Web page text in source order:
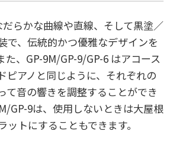
らかな曲線や直線、そして黒塗／
で、伝統的かつ優雅なデザインを
た、GP-9M/GP-9/GP-6 はアコース
ピアノと同じように、それぞれの
て音の響きを調整することができ
GP-9は、使用しないときは大屋根
ットにすることもできます。